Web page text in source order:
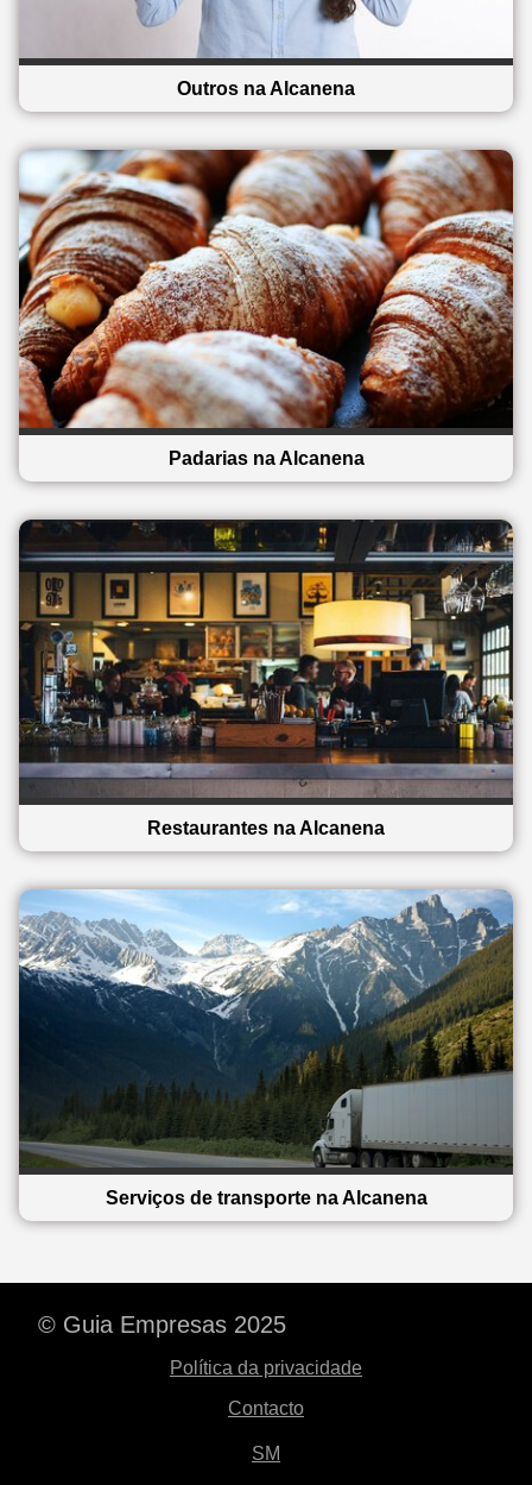
Outros na Alcanena
Padarias na Alcanena
Restaurantes na Alcanena
Serviços de transporte na Alcanena
© Guia Empresas 2025
Política da privacidade
Contacto
SM